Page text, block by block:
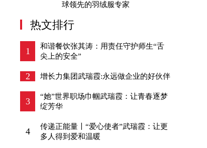
球领先的羽绒服专家
热文排行
1
和谐餐饮张其涛：用责任守护师生“舌
尖上的安全”
2 增长力集团武瑞霞:永远做企业的好伙伴
3
“她”世界职场巾帼武瑞霞：让青春逐梦
绽芳华
4
传递正能量〡“爱心使者”武瑞霞：让更
多人得到爱和温暖